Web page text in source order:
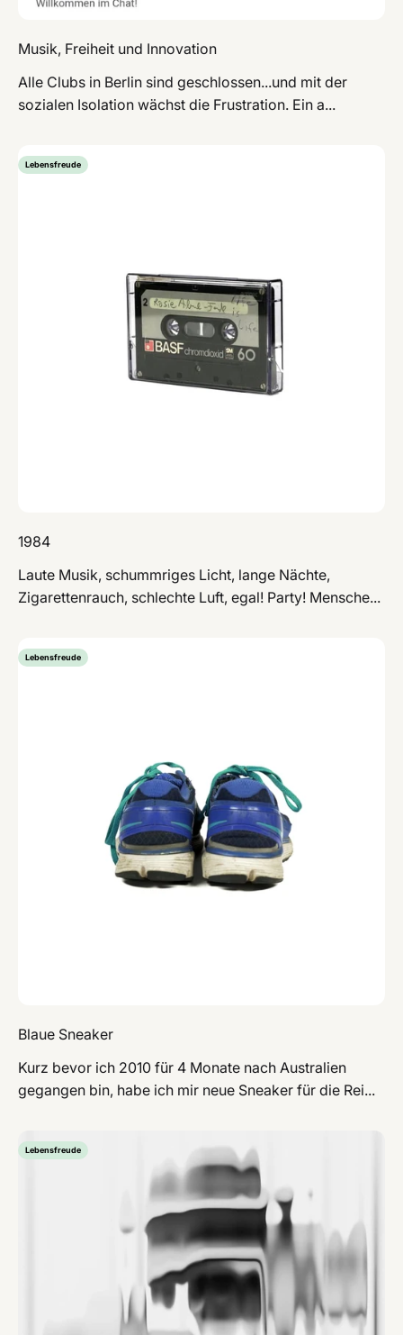
Musik, Freiheit und Innovation
Alle Clubs in Berlin sind geschlossen...und mit der
sozialen Isolation wächst die Frustration. Ein a...
Lebensfreude
1984
Laute Musik, schummriges Licht, lange Nächte,
Zigarettenrauch, schlechte Luft, egal! Party! Mensche...
Lebensfreude
Blaue Sneaker
Kurz bevor ich 2010 für 4 Monate nach Australien
gegangen bin, habe ich mir neue Sneaker für die Rei...
Lebensfreude